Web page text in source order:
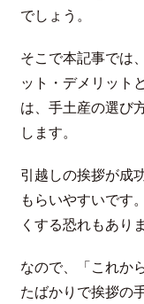
でしょう。
そこで本記事では
ット・デメリット
は、手土産の選び
します。
引越しの挨拶が成
もらいやすいです
くする恐れもあり
なので、「これか
たばかりで挨拶の